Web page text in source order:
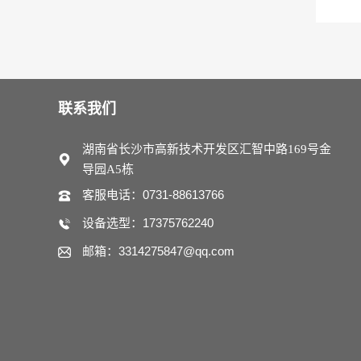
联系我们
湖南省长沙市高新技术开发区汇智中路169号金
导园A5栋
客服电话：0731-88613766
设备选型：17375762240
邮箱：3314275847@qq.com